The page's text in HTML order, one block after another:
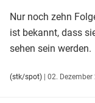
Nur noch zehn
ist bekannt, dass
sehen sein werden.
(stk/spot) | 02.